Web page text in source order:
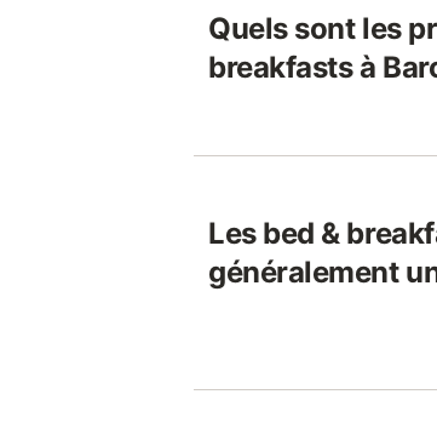
Quels sont les
breakfasts à
Les bed &
généralement